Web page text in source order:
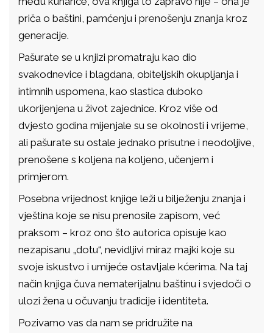
priča o baštini, pamćenju i prenošenju znanja kroz
generacije.
Pašurate se u knjizi promatraju kao dio
svakodnevice i blagdana, obiteljskih okupljanja i
intimnih uspomena, kao slastica duboko
ukorijenjena u život zajednice. Kroz više od
dvjesto godina mijenjale su se okolnosti i vrijeme,
ali pašurate su ostale jednako prisutne i neodoljive,
prenošene s koljena na koljeno, učenjem i
primjerom.
Posebna vrijednost knjige leži u bilježenju znanja i
vještina koje se nisu prenosile zapisom, već
praksom – kroz ono što autorica opisuje kao
nezapisanu „dotu“, nevidljivi miraz majki koje su
svoje iskustvo i umijeće ostavljale kćerima. Na taj
način knjiga čuva nematerijalnu baštinu i svjedoči o
ulozi žena u očuvanju tradicije i identiteta.
Pozivamo vas da nam se pridružite na